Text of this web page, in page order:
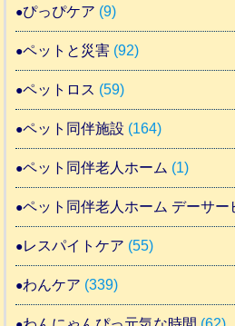
ぴっぴケア (9)
ペットと災害 (92)
ペットロス (59)
ペット同伴施設 (164)
ペット同伴老人ホーム (1)
ペット同伴老人ホーム デーサー
レスパイトケア (55)
わんケア (339)